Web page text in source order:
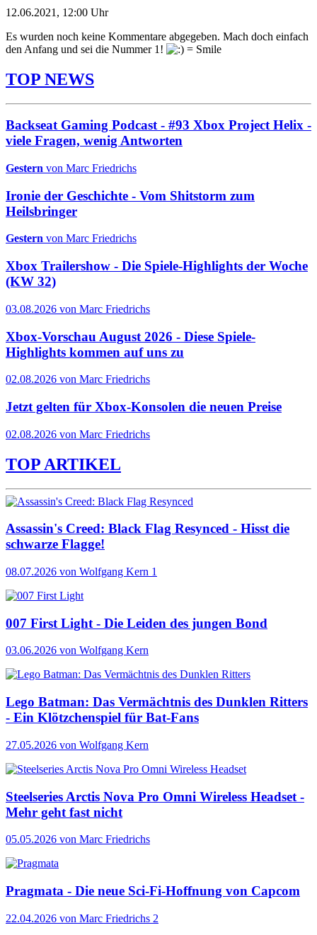
12.06.2021, 12:00 Uhr
Es wurden noch keine Kommentare abgegeben. Mach doch einfach
den Anfang und sei die Nummer 1!
TOP NEWS
Backseat Gaming Podcast - #93 Xbox Project Helix -
viele Fragen, wenig Antworten
Gestern von Marc Friedrichs
Ironie der Geschichte - Vom Shitstorm zum
Heilsbringer
Gestern von Marc Friedrichs
Xbox Trailershow - Die Spiele-Highlights der Woche
(KW 32)
03.08.2026 von Marc Friedrichs
Xbox-Vorschau August 2026 - Diese Spiele-
Highlights kommen auf uns zu
02.08.2026 von Marc Friedrichs
Jetzt gelten für Xbox-Konsolen die neuen Preise
02.08.2026 von Marc Friedrichs
TOP ARTIKEL
Assassin's Creed: Black Flag Resynced - Hisst die
schwarze Flagge!
08.07.2026 von Wolfgang Kern 1
007 First Light - Die Leiden des jungen Bond
03.06.2026 von Wolfgang Kern
Lego Batman: Das Vermächtnis des Dunklen Ritters
- Ein Klötzchenspiel für Bat-Fans
27.05.2026 von Wolfgang Kern
Steelseries Arctis Nova Pro Omni Wireless Headset -
Mehr geht fast nicht
05.05.2026 von Marc Friedrichs
Pragmata - Die neue Sci-Fi-Hoffnung von Capcom
22.04.2026 von Marc Friedrichs 2